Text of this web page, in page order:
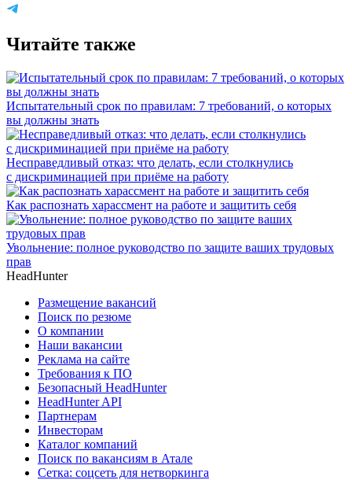
Читайте также
Испытательный срок по правилам: 7 требований, о которых
вы должны знать
Несправедливый отказ: что делать, если столкнулись
с дискриминацией при приёме на работу
Как распознать харассмент на работе и защитить себя
Увольнение: полное руководство по защите ваших трудовых
прав
HeadHunter
Размещение вакансий
Поиск по резюме
О компании
Наши вакансии
Реклама на сайте
Требования к ПО
Безопасный HeadHunter
HeadHunter API
Партнерам
Инвесторам
Каталог компаний
Поиск по вакансиям в Атале
Сетка: соцсеть для нетворкинга